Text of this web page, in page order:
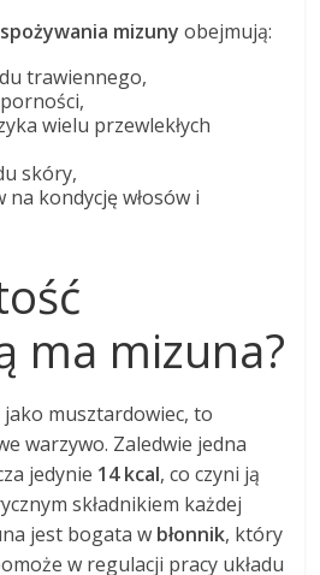
mizuny obejmują:
trawiennego,
wielu przewlekłych
skóry,
na kondycję włosów i
ma mizuna?
jako musztardowiec, to
warzywo. Zaledwie jedna
jedynie 14 kcal, co czyni ją
składnikiem każdej
jest bogata w błonnik, który
w regulacji pracy układu